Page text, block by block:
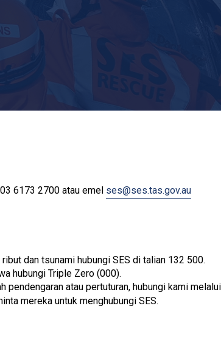
6173 2700 atau emel ses@ses.tas.gov.au
dan tsunami hubungi SES di talian 132 500.
hubungi Triple Zero (000).
pendengaran atau pertuturan, hubungi kami melalui
mereka untuk menghubungi SES.